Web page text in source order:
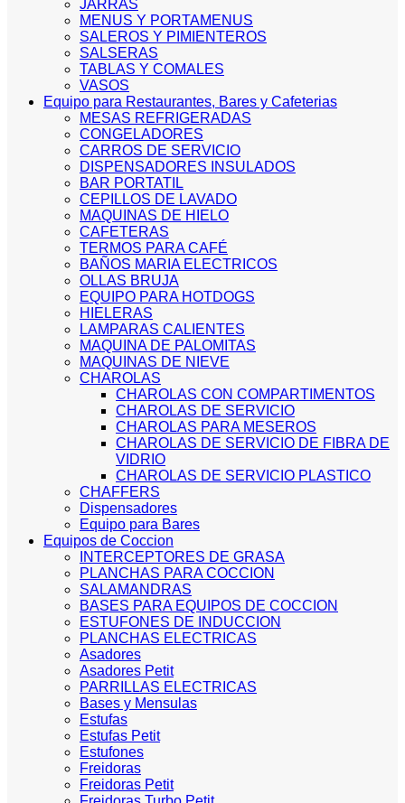
JARRAS
MENUS Y PORTAMENUS
SALEROS Y PIMIENTEROS
SALSERAS
TABLAS Y COMALES
VASOS
Equipo para Restaurantes, Bares y Cafeterias
MESAS REFRIGERADAS
CONGELADORES
CARROS DE SERVICIO
DISPENSADORES INSULADOS
BAR PORTATIL
CEPILLOS DE LAVADO
MAQUINAS DE HIELO
CAFETERAS
TERMOS PARA CAFÉ
BAÑOS MARIA ELECTRICOS
OLLAS BRUJA
EQUIPO PARA HOTDOGS
HIELERAS
LAMPARAS CALIENTES
MAQUINA DE PALOMITAS
MAQUINAS DE NIEVE
CHAROLAS
CHAROLAS CON COMPARTIMENTOS
CHAROLAS DE SERVICIO
CHAROLAS PARA MESEROS
CHAROLAS DE SERVICIO DE FIBRA DE
VIDRIO
CHAROLAS DE SERVICIO PLASTICO
CHAFFERS
Dispensadores
Equipo para Bares
Equipos de Coccion
INTERCEPTORES DE GRASA
PLANCHAS PARA COCCION
SALAMANDRAS
BASES PARA EQUIPOS DE COCCION
ESTUFONES DE INDUCCION
PLANCHAS ELECTRICAS
Asadores
Asadores Petit
PARRILLAS ELECTRICAS
Bases y Mensulas
Estufas
Estufas Petit
Estufones
Freidoras
Freidoras Petit